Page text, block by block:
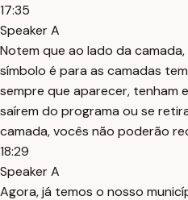
17:35
Speaker A
Notem que ao lado da
símbolo é para as camadas
sempre que aparecer, tenham
saírem do programa ou se
camada, vocês não poderão
18:29
Speaker A
Agora, já temos o nosso